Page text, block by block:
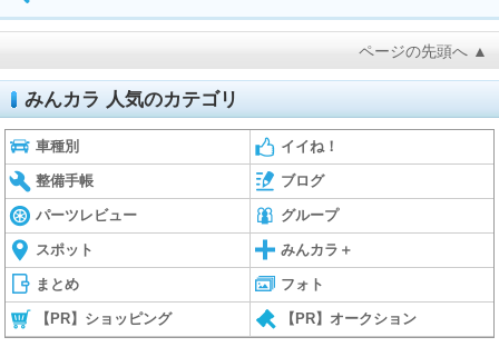
ページの先頭へ ▲
みんカラ 人気のカテゴリ
車種別 イイね！
整備手帳 ブログ
パーツレビュー グループ
スポット みんカラ＋
まとめ フォト
【PR】ショッピング 【PR】オークション